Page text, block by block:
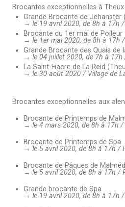
Brocantes exceptionnelles à Theux
Grande Brocante de Jehanster
→ le 19 avril 2020, de 8h à 17h
Brocante du 1er mai de Polleur
→ le 1er mai 2020, de 8h à 17h
Grande Brocante des Quais de
→ le 04 juillet 2020, de 7h à 17h
La Saint-Fiacre de La Reid
→ le 30 août 2020 / Village de
Brocantes exceptionnelles aux
Brocante de Printemps de
→ le 4 mars 2020, de 8h à 17h /
Brocante de Printemps de Spa
→ le 5 avril 2020, de 8h à 17h /
Brocante de Pâques de
→ le 5 avril 2020, de 8h à 17h /
Grande brocante de Spa
→ le 19 avril 2020, de 8h à 17h